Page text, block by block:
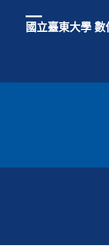
國立臺東大學